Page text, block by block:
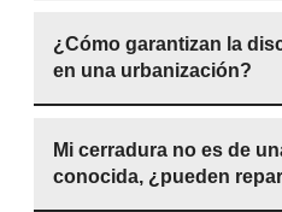
¿Cómo garantizan la
en una urbanización?
Mi cerradura no es de
conocida, ¿pueden